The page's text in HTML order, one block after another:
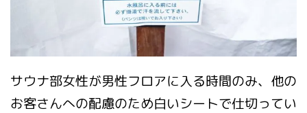
サウナ部女性が男性フロアに入る時間のみ、他の
お客さんへの配慮のため白いシートで仕切ってい